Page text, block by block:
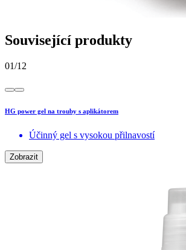
Související produkty
01/12
HG power gel na trouby s aplikátorem
Účinný gel s vysokou přilnavostí
Zobrazit